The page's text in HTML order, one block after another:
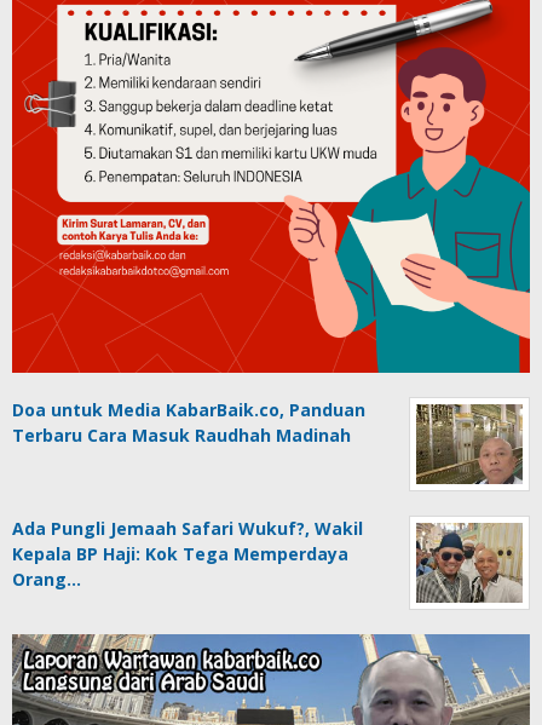
Doa untuk Media KabarBaik.co, Panduan
Terbaru Cara Masuk Raudhah Madinah
Ada Pungli Jemaah Safari Wukuf?, Wakil
Kepala BP Haji: Kok Tega Memperdaya
Orang…